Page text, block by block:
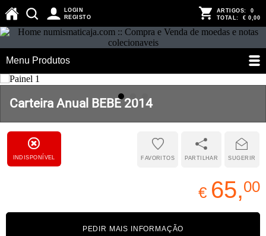
LOGIN
REGISTO
ARTIGOS: 0
TOTAL: € 0,00
Menu Produtos
Carteira Anual BEBE 2014
INDISPONÍVEL SUGERIR
PARTILHAR
FAVORITOS
€ 65,00
PEDIR MAIS INFORMAÇÃO